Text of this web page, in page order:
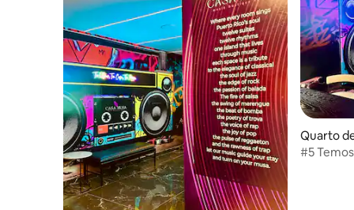
Quarto
#5